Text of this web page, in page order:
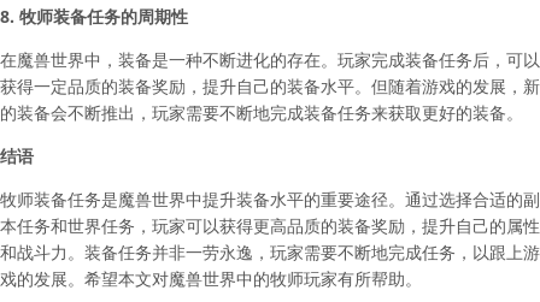
8. 牧师装备任务的周期性
在魔兽世界中，装备是一种不断进化的存在。玩家完成装备任务后，可以
获得一定品质的装备奖励，提升自己的装备水平。但随着游戏的发展，新
的装备会不断推出，玩家需要不断地完成装备任务来获取更好的装备。
结语
牧师装备任务是魔兽世界中提升装备水平的重要途径。通过选择合适的副
本任务和世界任务，玩家可以获得更高品质的装备奖励，提升自己的属性
和战斗力。装备任务并非一劳永逸，玩家需要不断地完成任务，以跟上游
戏的发展。希望本文对魔兽世界中的牧师玩家有所帮助。